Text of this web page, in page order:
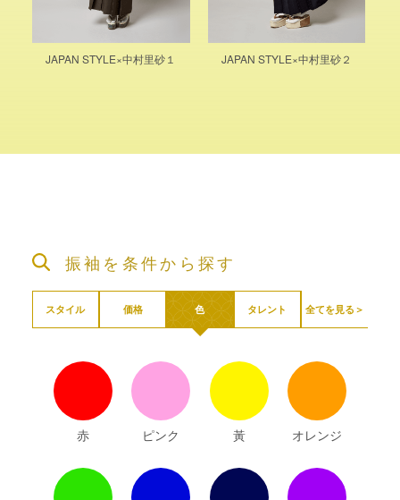
JAPAN STYLE×中村里砂１ JAPAN STYLE×中村里砂２
振袖を条件から探す
スタイル 価格 色 タレント 全てを見る＞
赤 ピンク 黃 オレンジ